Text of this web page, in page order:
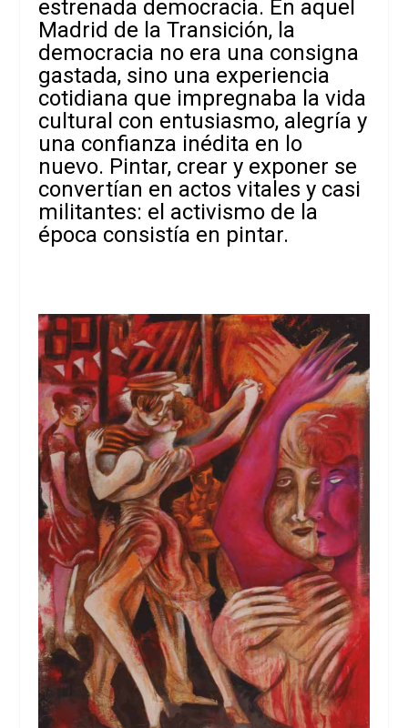
estrenada democracia. En aquel
Madrid de la Transición, la
democracia no era una consigna
gastada, sino una experiencia
cotidiana que impregnaba la vida
cultural con entusiasmo, alegría y
una confianza inédita en lo
nuevo. Pintar, crear y exponer se
convertían en actos vitales y casi
militantes: el activismo de la
época consistía en pintar.